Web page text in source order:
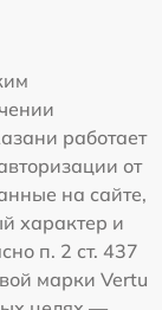
работает
от
на сайте,
характер и
п. 2 ст. 437
марки Vertu